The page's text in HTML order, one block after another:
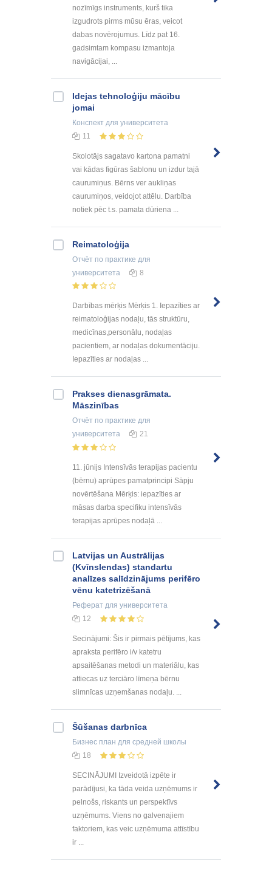
nozīmīgs instruments, kurš tika
izgudrots pirms mūsu ēras, veicot
dabas novērojumus. Līdz pat 16.
gadsimtam kompasu izmantoja
navigācijai, ...
Idejas tehnoloģiju mācību
jomai
Конспект для университета
11
Skolotājs sagatavo kartona pamatni
vai kādas figūras šablonu un izdur tajā
caurumiņus. Bērns ver aukliņas
caurumiņos, veidojot attēlu. Darbība
notiek pēc t.s. pamata dūriena ...
Reimatoloģija
Отчёт по практике для
университета
8
Darbības mērķis Mērķis 1. Iepazīties ar
reimatoloģijas nodaļu, tās struktūru,
medicīnas,personālu, nodaļas
pacientiem, ar nodaļas dokumentāciju.
Iepazīties ar nodaļas ...
Prakses dienasgrāmata.
Māszinības
Отчёт по практике для
университета
21
11. jūnijs Intensīvās terapijas pacientu
(bērnu) aprūpes pamatprincipi Sāpju
novērtēšana Mērķis: iepazīties ar
māsas darba specifiku intensīvās
terapijas aprūpes nodaļā ...
Latvijas un Austrālijas
(Kvīnslendas) standartu
analīzes salīdzinājums perifēro
vēnu katetrizēšanā
Реферат для университета
12
Secinājumi: Šis ir pirmais pētījums, kas
apraksta perifēro i/v katetru
apsaitēšanas metodi un materiālu, kas
attiecas uz terciāro līmeņa bērnu
slimnīcas uzņemšanas nodaļu. ...
Šūšanas darbnīca
Бизнес план для средней школы
18
SECINĀJUMI Izveidotā izpēte ir
parādījusi, ka tāda veida uzņēmums ir
pelnošs, riskants un perspektīvs
uzņēmums. Viens no galvenajiem
faktoriem, kas veic uzņēmuma attīstību
ir ...